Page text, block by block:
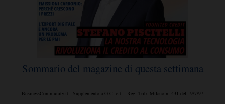
Sommario del magazine di questa settimana
BusinessCommunity.it - Supplemento a G.C. e t. - Reg. Trib. Milano n. 431 del 19/7/97